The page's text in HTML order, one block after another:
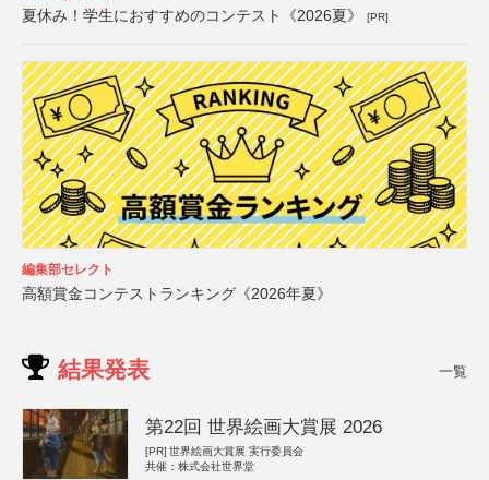
夏休み！学生におすすめのコンテスト《2026夏》 [PR]
編集部セレクト
高額賞金コンテストランキング《2026年夏》
結果発表 一覧
第22回 世界絵画大賞展 2026
[PR] 世界絵画大賞展 実行委員会
共催：株式会社世界堂